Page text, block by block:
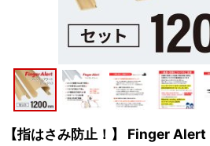
【指はさみ防止！】 Finger